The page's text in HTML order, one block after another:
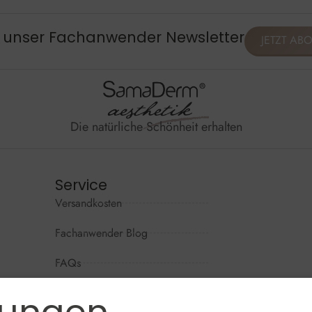
Fachanwender Newsletter JETZT
Die natürliche Schönheit erhalten
Service
Versandkosten
Fachanwender Blog
FAQs